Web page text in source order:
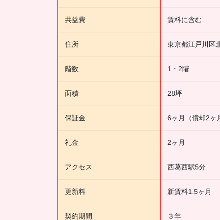
共益費 賃料に含む
住所 東京都江戸川区
階数 1・2階
面積 28坪
保証金 6ヶ月（償却2ヶ
礼金 2ヶ月
アクセス 西葛西駅5分
更新料 新賃料1.5ヶ月
契約期間 ３年